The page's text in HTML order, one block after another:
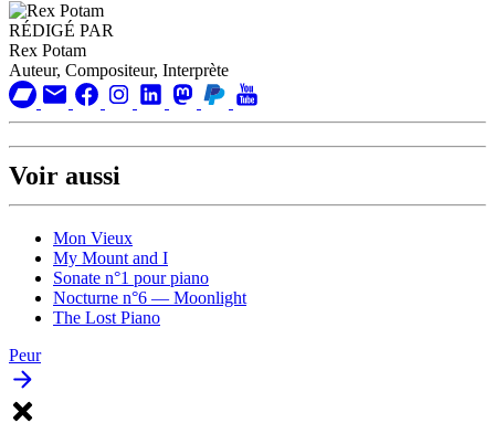
RÉDIGÉ PAR
Rex Potam
Auteur, Compositeur, Interprète
Voir aussi
Mon Vieux
My Mount and I
Sonate n°1 pour piano
Nocturne n°6 — Moonlight
The Lost Piano
Peur